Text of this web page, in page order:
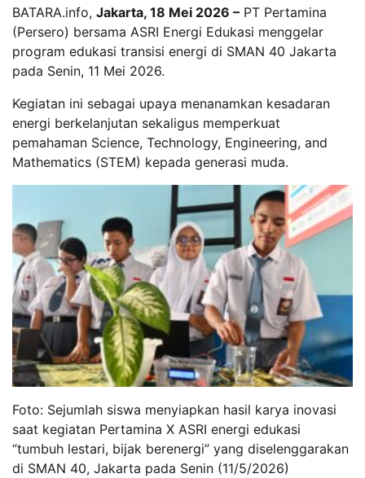
BATARA.info, Jakarta, 18 Mei 2026 – PT Pertamina
(Persero) bersama ASRI Energi Edukasi menggelar
program edukasi transisi energi di SMAN 40 Jakarta
pada Senin, 11 Mei 2026.
Kegiatan ini sebagai upaya menanamkan kesadaran
energi berkelanjutan sekaligus memperkuat
pemahaman Science, Technology, Engineering, and
Mathematics (STEM) kepada generasi muda.
Foto: Sejumlah siswa menyiapkan hasil karya inovasi
saat kegiatan Pertamina X ASRI energi edukasi
“tumbuh lestari, bijak berenergi” yang diselenggarakan
di SMAN 40, Jakarta pada Senin (11/5/2026)